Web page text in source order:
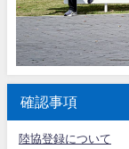
確認事項
陸協登録について